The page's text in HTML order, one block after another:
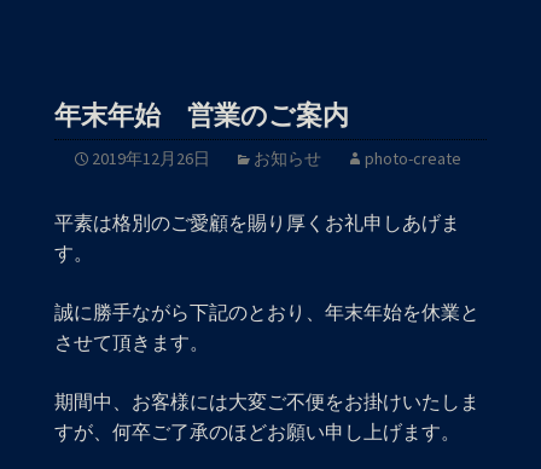
年末年始 営業のご案内
2019年12月26日 お知らせ photo-create
平素は格別のご愛顧を賜り厚くお礼申しあげま
す。
誠に勝手ながら下記のとおり、年末年始を休業と
させて頂きます。
期間中、お客様には大変ご不便をお掛けいたしま
すが、何卒ご了承のほどお願い申し上げます。